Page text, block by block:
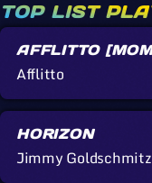
TOP LIST
AFFLITTO
CALLADA]
Afflitto
HORIZON
Jimmy